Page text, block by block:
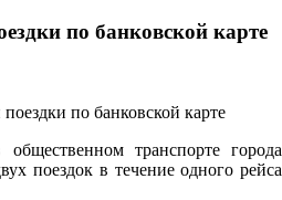
по банковской карте
транспорте города
поездок в течение одного рейса